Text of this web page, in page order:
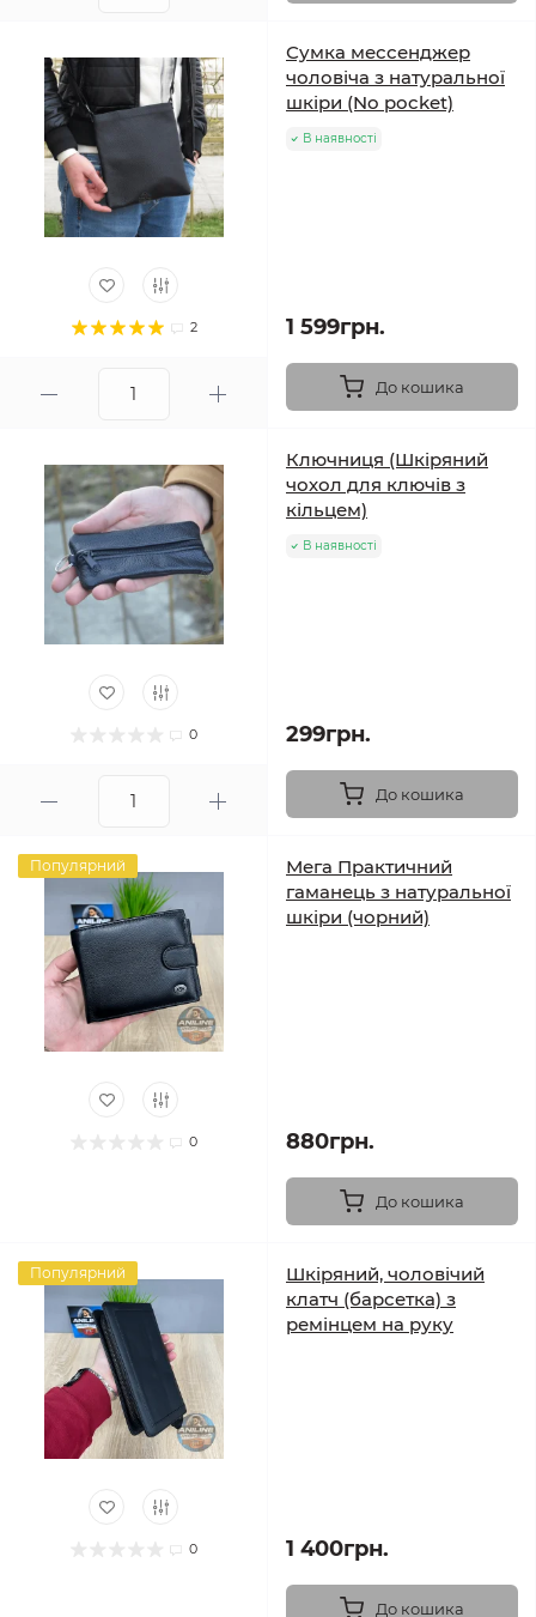
2
Сумка мессенджер
чоловіча з натуральної
шкіри (No pocket)
В наявності
1 599грн.
До кошика
0
Ключниця (Шкіряний
чохол для ключів з
кільцем)
В наявності
299грн.
До кошика
Популярний
0
Мега Практичний
гаманець з натуральної
шкіри (чорний)
880грн.
До кошика
Популярний
0
Шкіряний, чоловічий
клатч (барсетка) з
ремінцем на руку
1 400грн.
До кошика